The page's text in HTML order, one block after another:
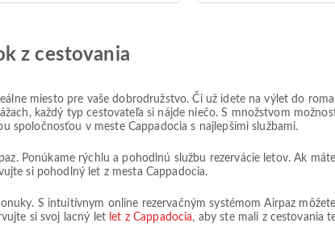
z cestovania
miesto pre vaše dobrodružstvo. Či už idete na výlet do
každý typ cestovateľa si nájde niečo. S množstvom
spoločnosťou v meste Cappadocia s najlepšími službami.
Ponúkame rýchlu a pohodlnú službu rezervácie letov. Ak
si pohodlný let z mesta Cappadocia.
S intuitívnym online rezervačným systémom Airpaz
si svoj lacný let let z Cappadocia, aby ste mali z cestovania